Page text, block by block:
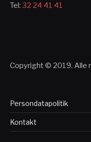
Tel: 32 24 41 41
Copyright © 2019. Alle
Persondatapolitik
Kontakt